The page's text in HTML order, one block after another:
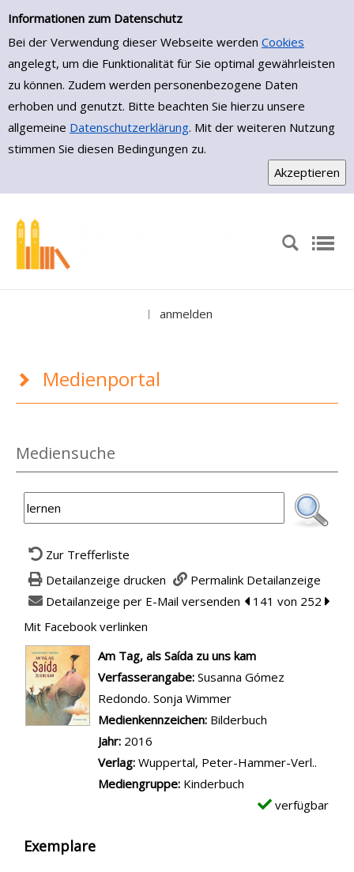
Medienportal
Informationen zum Datenschutz
Bei der Verwendung dieser Webseite werden Cookies
angelegt, um die Funktionalität für Sie optimal gewährleisten
zu können. Zudem werden personenbezogene Daten
erhoben und genutzt. Bitte beachten Sie hierzu unsere
allgemeine Datenschutzerklärung. Mit der weiteren Nutzung
stimmen Sie diesen Bedingungen zu.
Zur Detailanzeige springen
anmelden
Medienportal
Mediensuche
Zur Trefferliste
Detailanzeige drucken
Permalink Detailanzeige
Detailanzeige per E-Mail versenden zum vorherigen
141 von 252 zum
Mit Facebook verlinken
wird in neuem Tab geöffnet
Am Tag, als Saída zu uns kam
Suche nach diesem Verfasser
Verfasserangabe: Susanna Gómez
Redondo. Sonja Wimmer
Medienkennzeichen: Bilderbuch
Jahr: 2016
Verlag: Wuppertal, Peter-Hammer-Verl..
Mediengruppe: Kinderbuch
verfügbar
Exemplare